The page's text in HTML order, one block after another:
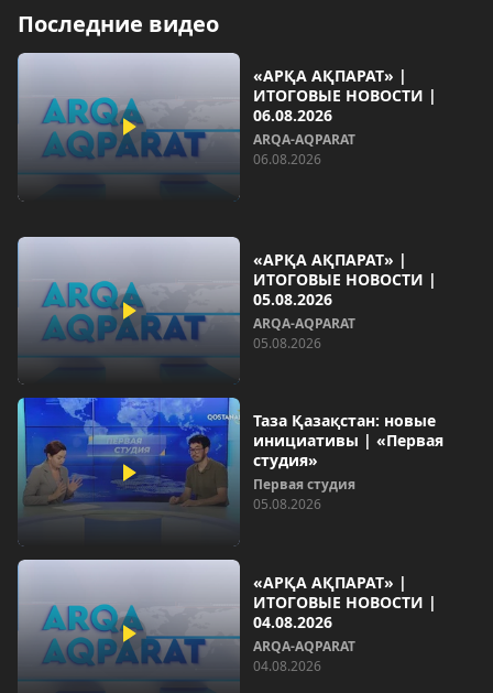
Последние видео
«АРҚА АҚПАРАТ» |
ИТОГОВЫЕ НОВОСТИ |
06.08.2026
ARQA-AQPARAT
06.08.2026
«АРҚА АҚПАРАТ» |
ИТОГОВЫЕ НОВОСТИ |
05.08.2026
ARQA-AQPARAT
05.08.2026
Таза Қазақстан: новые
инициативы | «Первая
студия»
Первая студия
05.08.2026
«АРҚА АҚПАРАТ» |
ИТОГОВЫЕ НОВОСТИ |
04.08.2026
ARQA-AQPARAT
04.08.2026